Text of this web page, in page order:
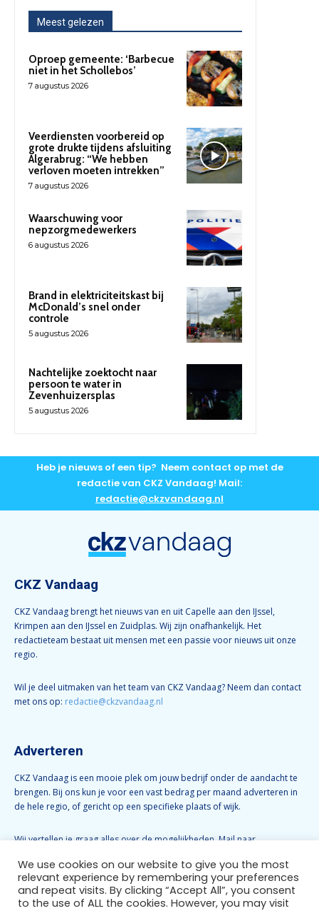
Meest gelezen
Oproep gemeente: ‘Barbecue
niet in het Schollebos’
7 augustus 2026
Veerdiensten voorbereid op
grote drukte tijdens afsluiting
Algerabrug: “We hebben
verloven moeten intrekken”
7 augustus 2026
Waarschuwing voor
nepzorgmedewerkers
6 augustus 2026
Brand in elektriciteitskast bij
McDonald’s snel onder
controle
5 augustus 2026
Nachtelijke zoektocht naar
persoon te water in
Zevenhuizersplas
5 augustus 2026
Heb je nieuws of een tip? Neem contact op met de
redactie van CKZ Vandaag! Mail:
redactie@ckzvandaag.nl
CKZ Vandaag
CKZ Vandaag brengt het nieuws van en uit Capelle aan den IJssel,
Krimpen aan den IJssel en Zuidplas. Wij zijn onafhankelijk. Het
redactieteam bestaat uit mensen met een passie voor nieuws uit onze
regio.
Wil je deel uitmaken van het team van CKZ Vandaag? Neem dan contact
met ons op: redactie@ckzvandaag.nl
Adverteren
CKZ Vandaag is een mooie plek om jouw bedrijf onder de aandacht te
brengen. Bij ons kun je voor een vast bedrag per maand adverteren in
de hele regio, of gericht op een specifieke plaats of wijk.
Wij vertellen je graag alles over de mogelijkheden. Mail naar
Volg CKZ Vandaag
We use cookies on our website to give you the most
relevant experience by remembering your preferences
and repeat visits. By clicking “Accept All”, you consent
to the use of ALL the cookies. However, you may visit